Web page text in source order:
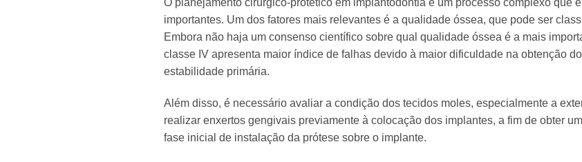
O planejamento cirúrgico-protético em implantodontia é um processo complexo que
importantes. Um dos fatores mais relevantes é a qualidade óssea, que pode ser
Embora não haja um consenso científico sobre qual qualidade óssea é a mais
classe IV apresenta maior índice de falhas devido à maior dificuldade na obtenção
estabilidade primária.
Além disso, é necessário avaliar a condição dos tecidos moles, especialmente a
realizar enxertos gengivais previamente à colocação dos implantes, a fim de obter
fase inicial de instalação da prótese sobre o implante.